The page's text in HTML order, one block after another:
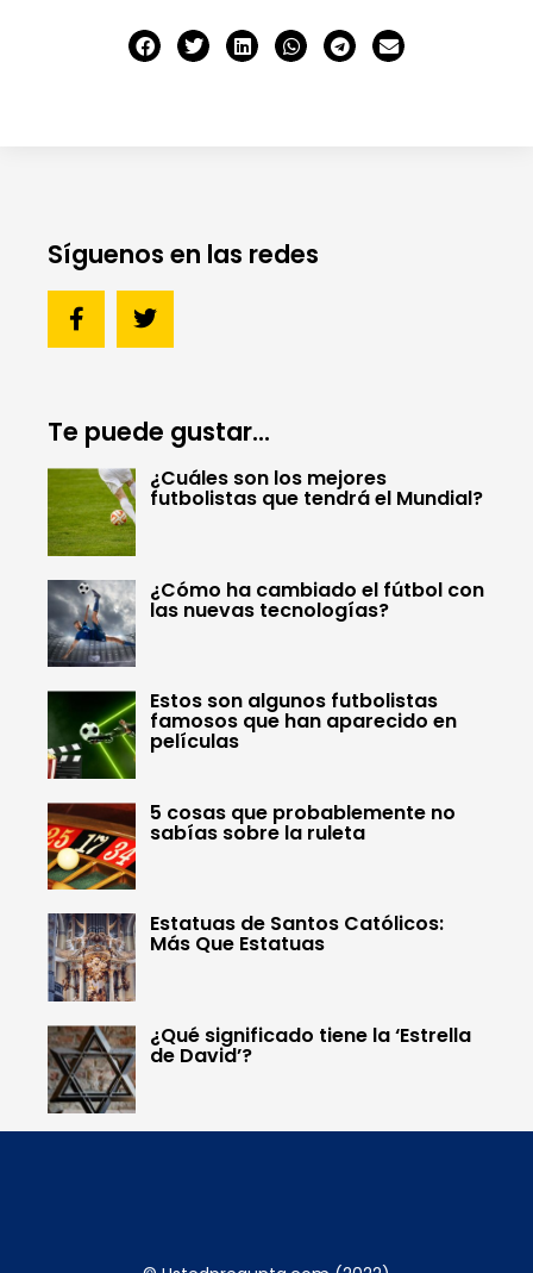
Síguenos en las redes
Te puede gustar...
¿Cuáles son los mejores
futbolistas que tendrá el Mundial?
¿Cómo ha cambiado el fútbol con
las nuevas tecnologías?
Estos son algunos futbolistas
famosos que han aparecido en
películas
5 cosas que probablemente no
sabías sobre la ruleta
Estatuas de Santos Católicos:
Más Que Estatuas
¿Qué significado tiene la ‘Estrella
de David’?